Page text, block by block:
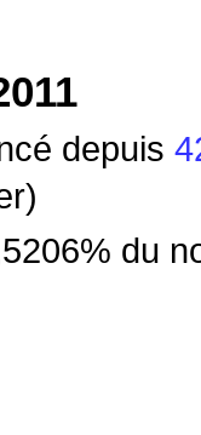
depuis
% du